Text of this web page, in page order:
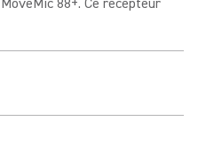
88+. Ce récepteur